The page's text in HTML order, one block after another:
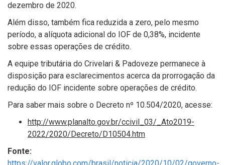
dezembro de 2020.
Além disso, também fica reduzida a zero, pelo mesmo
período, a alíquota adicional do IOF de 0,38%, incidente
sobre essas operações de crédito.
A equipe tributária do Crivelari & Padoveze permanece à
disposição para esclarecimentos acerca da prorrogação da
redução do IOF incidente sobre operações de crédito.
Para saber mais sobre o Decreto nº 10.504/2020, acesse:
http://www.planalto.gov.br/ccivil_03/_Ato2019-
2022/2020/Decreto/D10504.htm
Fonte: